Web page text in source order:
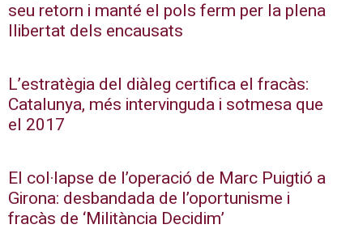
seu retorn i manté el pols ferm per la plena
llibertat dels encausats
L’estratègia del diàleg certifica el fracàs:
Catalunya, més intervinguda i sotmesa que
el 2017
El col·lapse de l’operació de Marc Puigtió a
Girona: desbandada de l’oportunisme i
fracàs de ‘Militància Decidim’